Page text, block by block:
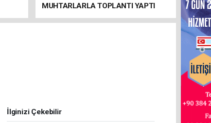
MUHTARLARLA TOPLANTI YAPTI
İlginizi Çekebilir